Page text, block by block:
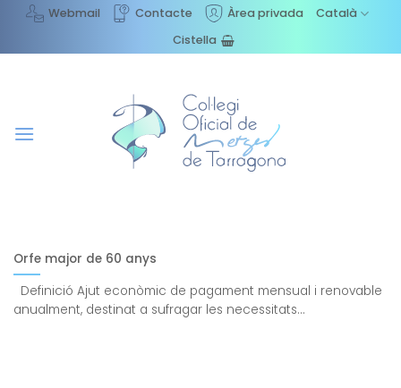
content
Webmail Contacte Àrea privada
Català
Cistella
Orfe major de 60 anys
Definició Ajut econòmic de pagament mensual i renovable
anualment, destinat a sufragar les necessitats...